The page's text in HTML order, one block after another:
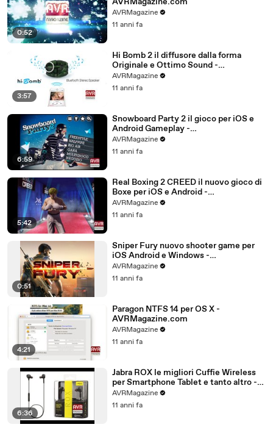
0:52
AVRMagazine
11 anni fa
3:57
Hi Bomb 2 il diffusore dalla forma
Originale e Ottimo Sound -
AVRMagazine.com
AVRMagazine
11 anni fa
6:59
Snowboard Party 2 il gioco per iOS e
Android Gameplay -
AVRMagazine.com (720p)
AVRMagazine
11 anni fa
5:42
Real Boxing 2 CREED il nuovo gioco di
Boxe per iOS e Android -
AVRMagazine.com
AVRMagazine
11 anni fa
0:51
Sniper Fury nuovo shooter game per
iOS Android e Windows -
AVRMagazine.com
AVRMagazine
11 anni fa
4:21
Paragon NTFS 14 per OS X -
AVRMagazine.com
AVRMagazine
11 anni fa
6:36
Jabra ROX le migliori Cuffie Wireless
per Smartphone Tablet e tanto altro -
AVRMagazine.com (720p)
AVRMagazine
11 anni fa